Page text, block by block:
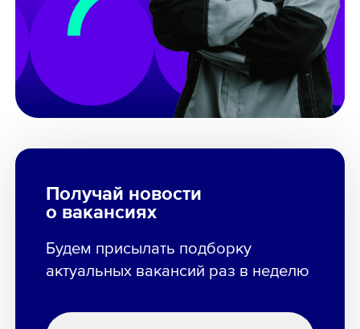
Получай новости
о вакансиях
Будем присылать подборку
актуальных вакансий раз в неделю